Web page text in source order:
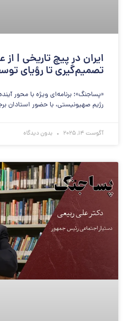
ایران در پیچ تاریخی | از
تصمیم‌گیری تا رؤیای
«پساجنگ»؛ برنامه‌ای ویژه با محور
رژیم صهیونیستی، با حضور استادان
آگوست 14, 2025 بدون دیدگاه